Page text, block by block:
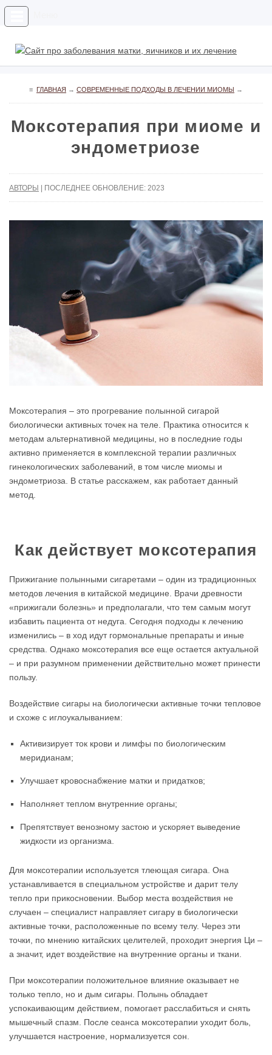
≡ ГЛАВНАЯ → СОВРЕМЕННЫЕ ПОДХОДЫ В ЛЕЧЕНИИ МИОМЫ →
Моксотерапия при миоме и
эндометриозе
АВТОРЫ | ПОСЛЕДНЕЕ ОБНОВЛЕНИЕ: 2023
Моксотерапия – это прогревание полынной сигарой
биологически активных точек на теле. Практика относится к
методам альтернативной медицины, но в последние годы
активно применяется в комплексной терапии различных
гинекологических заболеваний, в том числе миомы и
эндометриоза. В статье расскажем, как работает данный
метод.
Как действует моксотерапия
Прижигание полынными сигаретами – один из традиционных
методов лечения в китайской медицине. Врачи древности
«прижигали болезнь» и предполагали, что тем самым могут
избавить пациента от недуга. Сегодня подходы к лечению
изменились – в ход идут гормональные препараты и иные
средства. Однако моксотерапия все еще остается актуальной
– и при разумном применении действительно может принести
пользу.
Воздействие сигары на биологически активные точки тепловое
и схоже с иглоукалыванием:
Активизирует ток крови и лимфы по биологическим
меридианам;
Улучшает кровоснабжение матки и придатков;
Наполняет теплом внутренние органы;
Препятствует венозному застою и ускоряет выведение
жидкости из организма.
Для моксотерапии используется тлеющая сигара. Она
устанавливается в специальном устройстве и дарит телу
тепло при прикосновении. Выбор места воздействия не
случаен – специалист направляет сигару в биологически
активные точки, расположенные по всему телу. Через эти
точки, по мнению китайских целителей, проходит энергия Ци –
а значит, идет воздействие на внутренние органы и ткани.
При моксотерапии положительное влияние оказывает не
только тепло, но и дым сигары. Полынь обладает
успокаивающим действием, помогает расслабиться и снять
мышечный спазм. После сеанса моксотерапии уходит боль,
улучшается настроение, нормализуется сон.